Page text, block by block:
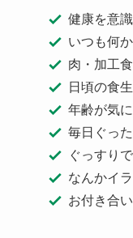
健康を意
いつも何
肉・加工
日頃の食
年齢が気
毎日ぐっ
ぐっすり
なんかイ
お付き合